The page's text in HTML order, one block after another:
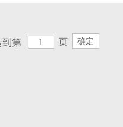
到第 页